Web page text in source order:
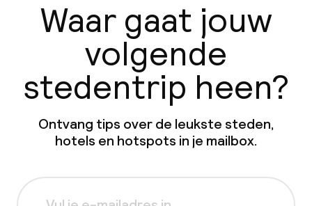
Waar gaat jouw
volgende
stedentrip heen?
Ontvang tips over de leukste steden,
hotels en hotspots in je mailbox.